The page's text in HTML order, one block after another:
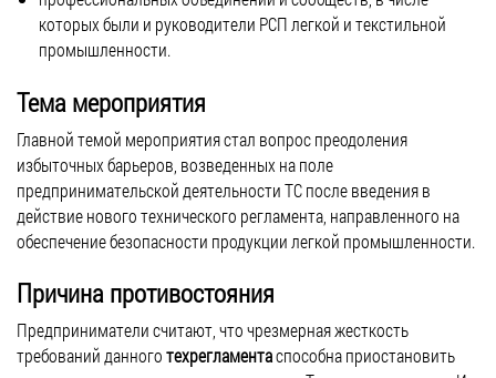
которых были и руководители РСП легкой и текстильной
промышленности.
Тема мероприятия
Главной темой мероприятия стал вопрос преодоления
избыточных барьеров, возведенных на поле
предпринимательской деятельности ТС после введения в
действие нового технического регламента, направленного на
обеспечение безопасности продукции легкой промышленности.
Причина противостояния
Предприниматели считают, что чрезмерная жесткость
требований данноготехрегламентаспособна приостановить